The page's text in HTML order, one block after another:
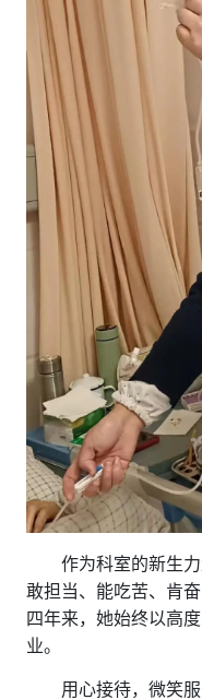
作为科室的新生
敢担当、能吃苦、肯
四年来，她始终以高
业。
用心接待，微笑